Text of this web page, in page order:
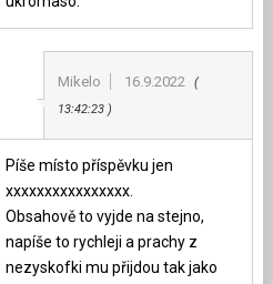
Mikelo 16.9.2022
13:42:23
Píše místo příspěvku jen
xxxxxxxxxxxxxxxx.
Obsahově to vyjde na stejno,
napíše to rychleji a prachy z
nezyskofki mu přijdou tak jako